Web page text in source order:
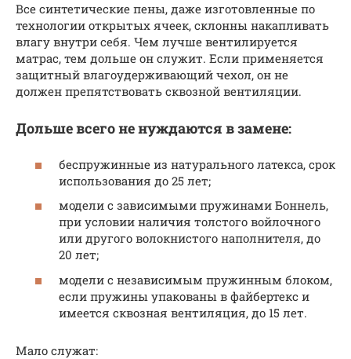
Все синтетические пены, даже изготовленные по
технологии открытых ячеек, склонны накапливать
влагу внутри себя. Чем лучше вентилируется
матрас, тем дольше он служит. Если применяется
защитный влагоудерживающий чехол, он не
должен препятствовать сквозной вентиляции.
Дольше всего не нуждаются в замене:
беспружинные из натурального латекса, срок
использования до 25 лет;
модели с зависимыми пружинами Боннель,
при условии наличия толстого войлочного
или другого волокнистого наполнителя, до
20 лет;
модели с независимым пружинным блоком,
если пружины упакованы в файбертекс и
имеется сквозная вентиляция, до 15 лет.
Мало служат: